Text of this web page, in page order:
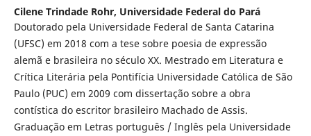
Cilene Trindade Rohr, Universidade Federal do Pará
Doutorado pela Universidade Federal de Santa Catarina
(UFSC) em 2018 com a tese sobre poesia de expressão
alemã e brasileira no século XX. Mestrado em Literatura e
Crítica Literária pela Pontifícia Universidade Católica de São
Paulo (PUC) em 2009 com dissertação sobre a obra
contística do escritor brasileiro Machado de Assis.
Graduação em Letras português / Inglês pela Universidade